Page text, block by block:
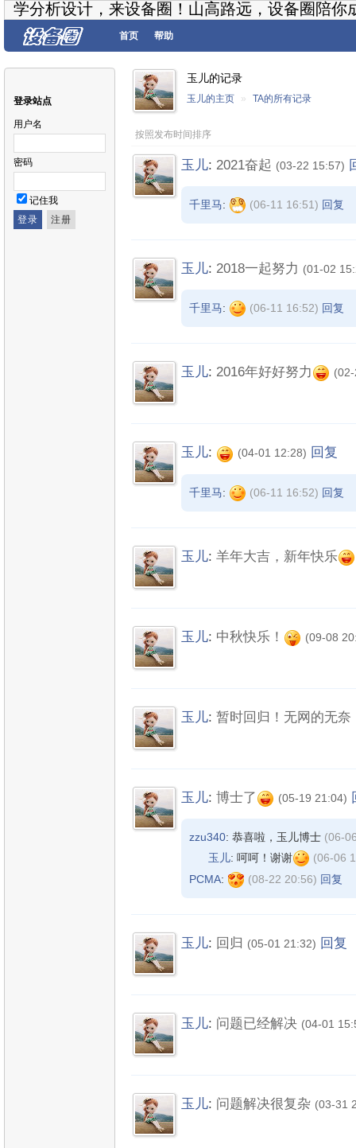
学分析设计，来设备圈！山高路远，设备圈陪你
首页 帮助
登录站点
用户名
密码
记住我
玉儿的记录
玉儿的主页 » TA的所有记录
按照发布时间排序
玉儿: 2021奋起 (03-22 15:57)
千里马: (06-11 16:51) 回复
玉儿: 2018一起努力 (01-02
千里马: (06-11 16:52) 回复
玉儿: 2016年好好努力
玉儿: (04-01 12:28) 回复
千里马: (06-11 16:52) 回复
玉儿: 羊年大吉，新年快乐
玉儿: 中秋快乐！ (09-08
玉儿: 暂时回归！无网的无奈
玉儿: 博士了 (05-19 21:04)
zzu340: 恭喜啦，玉儿博士 (06-
玉儿: 呵呵！谢谢
(06-06
PCMA: (08-22 20:56) 回复
玉儿: 回归 (05-01 21:32) 回复
玉儿: 问题已经解决 (04-01
玉儿: 问题解决很复杂 (03-31